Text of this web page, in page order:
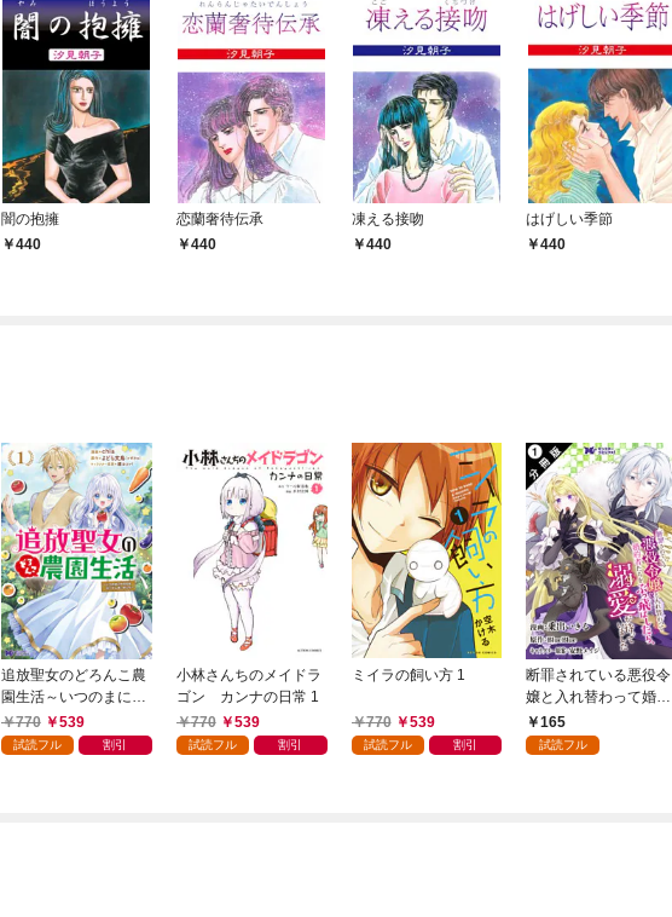
闇の抱擁
440
恋蘭奢待伝承
440
凍える接吻
440
はげしい季節
440
追放聖女のどろんこ農
園生活～いつのまにか
隣国を救ってしまいま
した～（コミック） 1
770 539
試読フル 割引
小林さんちのメイドラ
ゴン カンナの日常 1
770
539
試読フル 割引
ミイラの飼い方 1
770 539
試読フル 割引
断罪されている悪役令
嬢と入れ替わって婚約
者たちをぶっ飛ばした
ら、溺愛が待っていま
165
試読フル